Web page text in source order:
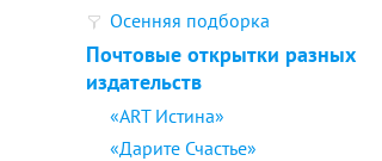
Осенняя подборка
Почтовые открытки разных
издательств
«ART Истина»
«Дарите Счастье»